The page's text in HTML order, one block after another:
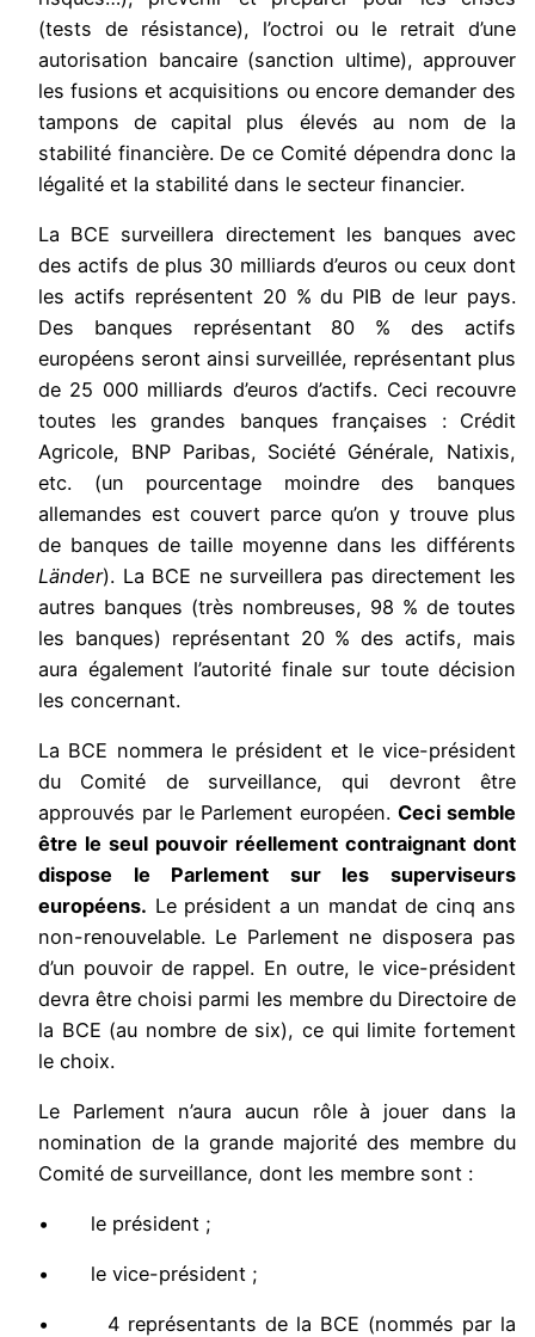
(tests de résistance), l’octroi ou le retrait d’une
autorisation bancaire (sanction ultime), approuver
les fusions et acquisitions ou encore demander des
tampons de capital plus élevés au nom de la
stabilité financière. De ce Comité dépendra donc la
légalité et la stabilité dans le secteur financier.
La BCE surveillera directement les banques avec
des actifs de plus 30 milliards d’euros ou ceux dont
les actifs représentent 20 % du PIB de leur pays.
Des banques représentant 80 % des actifs
européens seront ainsi surveillée, représentant plus
de 25 000 milliards d’euros d’actifs. Ceci recouvre
toutes les grandes banques françaises : Crédit
Agricole, BNP Paribas, Société Générale, Natixis,
etc. (un pourcentage moindre des banques
allemandes est couvert parce qu’on y trouve plus
de banques de taille moyenne dans les différents
Länder). La BCE ne surveillera pas directement les
autres banques (très nombreuses, 98 % de toutes
les banques) représentant 20 % des actifs, mais
aura également l’autorité finale sur toute décision
les concernant.
La BCE nommera le président et le vice-président
du Comité de surveillance, qui devront être
approuvés par le Parlement européen. Ceci semble
être le seul pouvoir réellement contraignant dont
dispose le Parlement sur les superviseurs
européens. Le président a un mandat de cinq ans
non-renouvelable. Le Parlement ne disposera pas
d’un pouvoir de rappel. En outre, le vice-président
devra être choisi parmi les membre du Directoire de
la BCE (au nombre de six), ce qui limite fortement
le choix.
Le Parlement n’aura aucun rôle à jouer dans la
nomination de la grande majorité des membre du
Comité de surveillance, dont les membre sont :
• le président ;
• le vice-président ;
• 4 représentants de la BCE (nommés par la